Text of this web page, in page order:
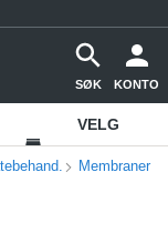
SØK KONTO
VELG
VAREHUS
Membraner